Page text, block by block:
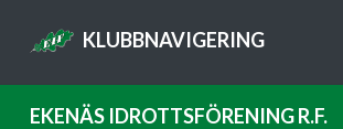
KLUBBNAVIGERING
EKENÄS IDROTTSFÖRENING R.F.